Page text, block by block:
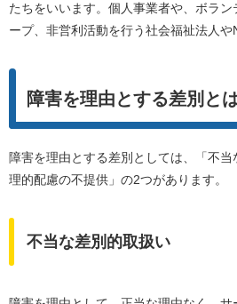
たちをいいます。個人事業者や、ボラ
ープ、非営利活動を行う社会福祉法人や
障害を理由とする差別と
障害を理由とする差別としては、「不
理的配慮の不提供」の2つがあります。
不当な差別的取扱い